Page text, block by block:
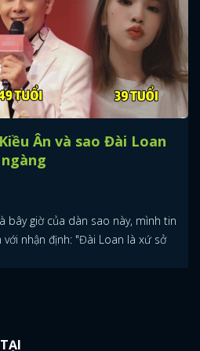
NHẬP
Ân và sao Đài Loan
bây giờ của dàn sao này, mình tin
nhận định: "Đài Loan là xứ sở